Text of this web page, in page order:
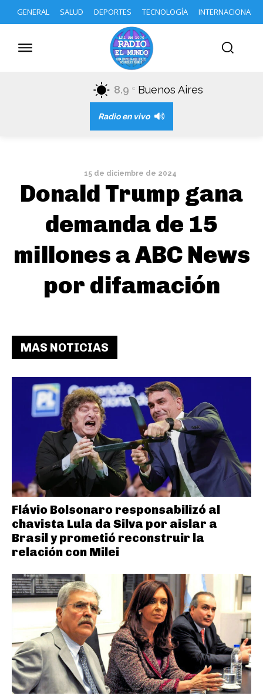
GENERAL SALUD DEPORTES TECNOLOGÍA INTERNACIONAL
8.9 C Buenos Aires
Radio en vivo
15 de diciembre de 2024
Donald Trump gana
demanda de 15
millones a ABC News
por difamación
MAS NOTICIAS
Flávio Bolsonaro responsabilizó al
chavista Lula da Silva por aislar a
Brasil y prometió reconstruir la
relación con Milei